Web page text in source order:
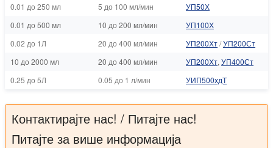
0.01 до 250 мл 5 до 100 мл/мин
УП50Х
0.01 до 500 мл
10 до 200 мл/мин
УП100Х
0.02 до 1Л
20 до 400 мл/мин УП200Хт/УП200Ст
10 до 2000 мл
20 до 400 мл/мин УП200Хт, УП400Ст
0.25 до 5Л
0.05 до 1 л/мин УИП500хдТ
Контактирајте нас! / Питајте нас!
Питајте за више информација